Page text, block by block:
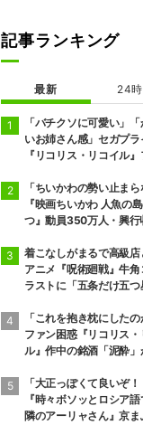
記事ランキング
最新 24
「バチクソに可愛い」
いお姉さん感」セガプ
『リコリス・リコイル』
「ちいかわの勢い止まら
『映画ちいかわ 人魚の
つ』動員350万人・興行
着こなしがまるで高級店
アニメ『呪術廻戦』牛角
ラストに「五条だけ五つ
「これを抱き枕にした
ファン困惑『リコリス・
ル』作中の銘酒「泥酔」
「大正っぽくて良いぞ！
『時々ボソッとロシア
隣のアーリャさん』京ま